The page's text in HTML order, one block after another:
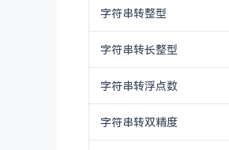
字符串转整型
字符串转长整型
字符串转浮点数
字符串转双精度